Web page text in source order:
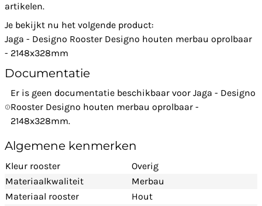
artikelen.
Je bekijkt nu het volgende product:
Jaga - Designo Rooster Designo houten merbau oprolbaar
- 2148x328mm
Documentatie
Er is geen documentatie beschikbaar voor Jaga - Designo
Rooster Designo houten merbau oprolbaar -
2148x328mm.
Algemene kenmerken
Kleur rooster
Overig
Materiaalkwaliteit
Merbau
Materiaal rooster
Hout